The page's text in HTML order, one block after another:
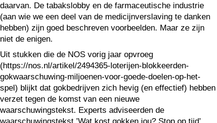
daarvan. De tabakslobby en de farmaceutische industrie
(aan wie we een deel van de medicijnverslaving te danken
hebben) zijn goed beschreven voorbeelden. Maar ze zijn
niet de enigen.
Uit stukken die de NOS vorig jaar opvroeg
(https://nos.nl/artikel/2494365-loterijen-blokkeerden-
gokwaarschuwing-miljoenen-voor-goede-doelen-op-het-
spel) blijkt dat gokbedrijven zich hevig (en effectief) hebben
verzet tegen de komst van een nieuwe
waarschuwingstekst. Experts adviseerden de
waarschuwingstekst ’Wat kost gokken jou? Stop op tijd’